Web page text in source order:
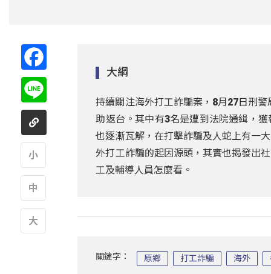
大綱
持續關注海外打工詐騙案，8月27日刑
助返台。其中有3名是遭到法院通緝，
也逐漸瓦解，在打擊詐騙及人蛇上有一
外打工詐騙的起因源頭，其實也揭發出
工及輔導人員怎麼看。
關鍵字： 原鄉 打工詐騙 海外